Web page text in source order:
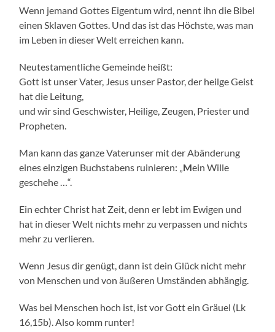
Wenn jemand Gottes Eigentum wird, nennt ihn die Bibel
einen Sklaven Gottes. Und das ist das Höchste, was man
im Leben in dieser Welt erreichen kann.
Neutestamentliche Gemeinde heißt:
Gott ist unser Vater, Jesus unser Pastor, der heilge Geist
hat die Leitung,
und wir sind Geschwister, Heilige, Zeugen, Priester und
Propheten.
Man kann das ganze Vaterunser mit der Abänderung
eines einzigen Buchstabens ruinieren: „Mein Wille
geschehe …“.
Ein echter Christ hat Zeit, denn er lebt im Ewigen und
hat in dieser Welt nichts mehr zu verpassen und nichts
mehr zu verlieren.
Wenn Jesus dir genügt, dann ist dein Glück nicht mehr
von Menschen und von äußeren Umständen abhängig.
Was bei Menschen hoch ist, ist vor Gott ein Gräuel (Lk
16,15b). Also komm runter!